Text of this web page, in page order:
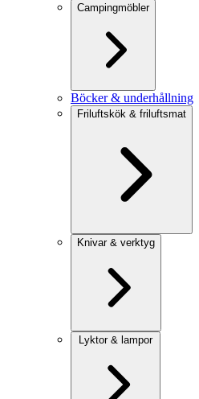
Campingmöbler
Böcker & underhållning
Friluftskök & friluftsmat
Knivar & verktyg
Lyktor & lampor